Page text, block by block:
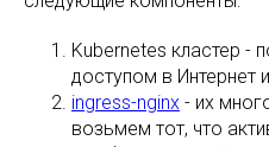
Kubernetes кластер -
доступом в Интернет
ingress-nginx - их
возьмем тот, что